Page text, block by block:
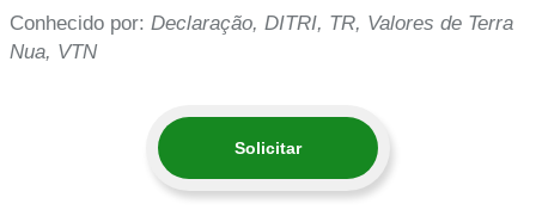
Conhecido por: Declaração, DITRI, TR, Valores de Terra
Nua, VTN
Solicitar